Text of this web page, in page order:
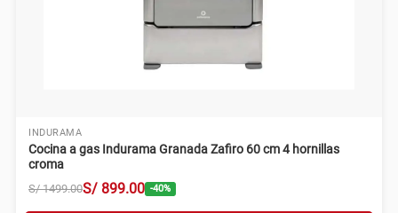
INDURAMA
Cocina a gas Indurama Granada Zafiro 60 cm 4 hornillas
croma
S/ 1499.00S/ 899.00 -40%